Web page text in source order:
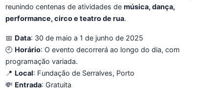
reunindo centenas de atividades de música, dança,
performance, circo e teatro de rua.
📅 Data: 30 de maio a 1 de junho de 2025
🕘 Horário: O evento decorrerá ao longo do dia, com
programação variada.
📍 Local: Fundação de Serralves, Porto
💸 Entrada: Gratuita